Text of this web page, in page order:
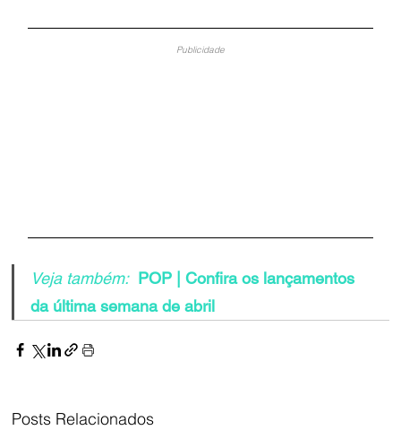
Publicidade
Veja também: POP | Confira os lançamentos
da última semana de abril
Posts Relacionados